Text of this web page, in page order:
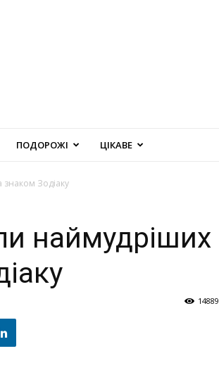
ПОДОРОЖІ ЦІКАВЕ
Зодіаку
наймудріших
14889